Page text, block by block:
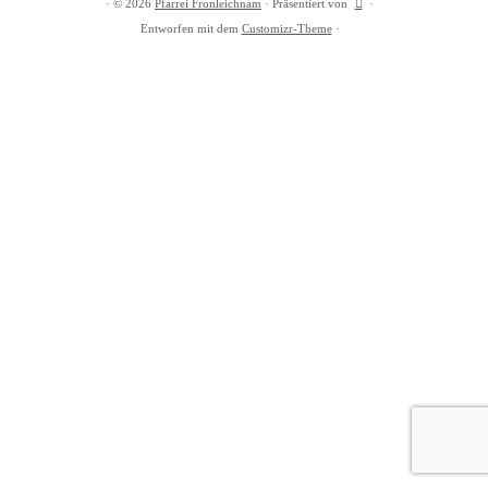
· © 2026 Pfarrei Fronleichnam · Präsentiert von
·
Entworfen mit dem Customizr-Theme·